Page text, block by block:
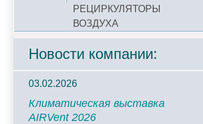
РЕЦИРКУЛЯТОРЫ
ВОЗДУХА
Новости компании:
03.02.2026
Климатическая выставка
AIRVent 2026